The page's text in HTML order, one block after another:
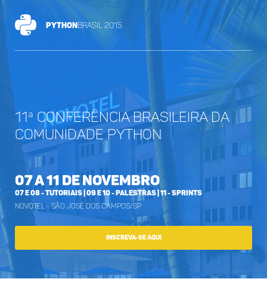
PythonBrasil 2015
11ª conferência brasileira da
comunidade Python
07 a 11 de novembro
07 e 08 - Tutoriais | 09 e 10 - Palestras | 11 - Sprints
Novotel - São José dos Campos/SP
INSCREVA-SE AQUI